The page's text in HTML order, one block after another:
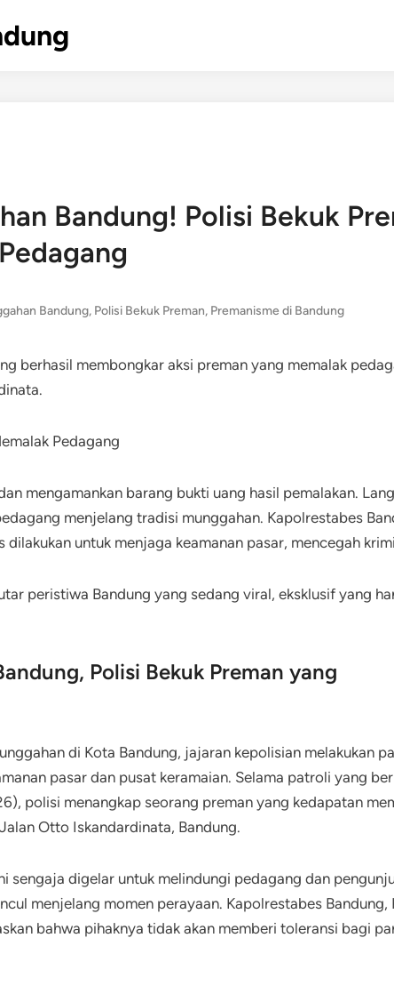
Bandung! Polisi Bekuk
Bandung, Polisi Bekuk Preman, Premanisme di Bandung
berhasil membongkar aksi preman yang memalak
mengamankan barang bukti uang hasil pemalakan.
menjelang tradisi munggahan. Kapolrestabes
dilakukan untuk menjaga keamanan pasar, mencegah
peristiwa Bandung yang sedang viral, eksklusif yang
Polisi Bekuk Preman yang
di Kota Bandung, jajaran kepolisian melakukan
pasar dan pusat keramaian. Selama patroli yang
polisi menangkap seorang preman yang kedapatan
Otto Iskandardinata, Bandung.
sengaja digelar untuk melindungi pedagang dan
menjelang momen perayaan. Kapolrestabes Bandung,
bahwa pihaknya tidak akan memberi toleransi bagi